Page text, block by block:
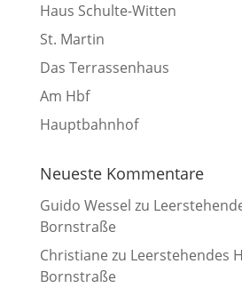
Haus Schulte-Witten
St. Martin
Das Terrassenhaus
Am Hbf
Hauptbahnhof
Neueste Kommentare
Guido Wessel zu
Bornstraße
Christiane zu Leerstehendes
Bornstraße